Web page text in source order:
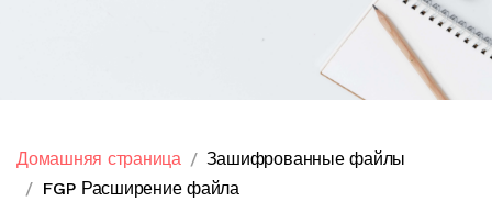
Домашняя страница
Зашифрованные файлы
FGP Расширение файла